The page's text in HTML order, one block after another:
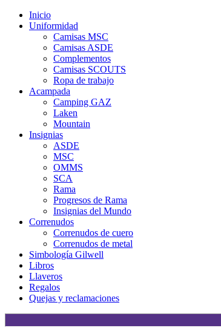
Inicio
Uniformidad
Camisas MSC
Camisas ASDE
Complementos
Camisas SCOUTS
Ropa de trabajo
Acampada
Camping GAZ
Laken
Mountain
Insignias
ASDE
MSC
OMMS
SCA
Rama
Progresos de Rama
Insignias del Mundo
Correnudos
Correnudos de cuero
Correnudos de metal
Simbología Gilwell
Libros
Llaveros
Regalos
Quejas y reclamaciones